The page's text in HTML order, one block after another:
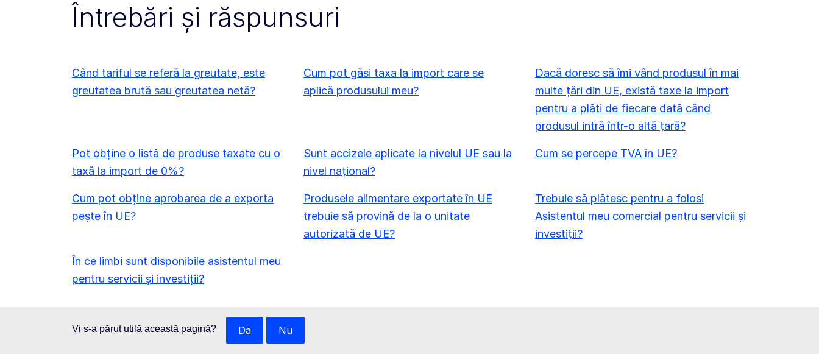
Întrebări și răspunsuri
Când tariful se referă la greutate, este
greutatea brută sau greutatea netă?
Cum pot găsi taxa la import care se
aplică produsului meu?
Dacă doresc să îmi vând produsul în mai
multe țări din UE, există taxe la import
pentru a plăti de fiecare dată când
produsul intră într-o altă țară?
Pot obține o listă de produse taxate cu o
taxă la import de 0%?
Sunt accizele aplicate la nivelul UE sau la
nivel național?
Cum se percepe TVA în UE?
Cum pot obține aprobarea de a exporta
pește în UE?
Produsele alimentare exportate în UE
trebuie să provină de la o unitate
autorizată de UE?
Trebuie să plătesc pentru a folosi
Asistentul meu comercial pentru servicii și
investiții?
În ce limbi sunt disponibile asistentul meu
pentru servicii și investiții?
Vi s-a părut utilă această pagină? Da Nu